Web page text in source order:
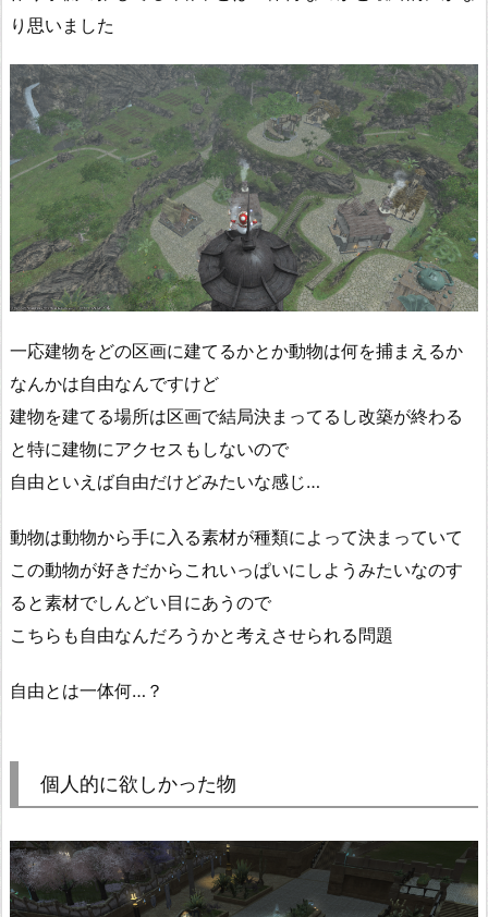
り思いました
一応建物をどの区画に建てるかとか動物は何を捕まえるか
なんかは自由なんですけど
建物を建てる場所は区画で結局決まってるし改築が終わる
と特に建物にアクセスもしないので
自由といえば自由だけどみたいな感じ…
動物は動物から手に入る素材が種類によって決まっていて
この動物が好きだからこれいっぱいにしようみたいなのす
ると素材でしんどい目にあうので
こちらも自由なんだろうかと考えさせられる問題
自由とは一体何…？
個人的に欲しかった物